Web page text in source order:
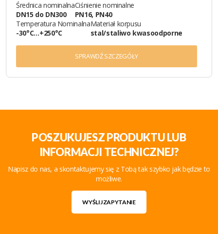
Średnica nominalna
DN15 do DN300
Ciśnienie nominalne
PN16, PN40
Temperatura Nominalna
-30°C…+250°C
Materiał korpusu
stal/staliwo kwasoodporne
SPRAWDŹ SZCZEGÓŁY
POSZUKUJESZ PRODUKTU LUB
INFORMACJI TECHNICZNEJ?
Napisz do nas, a skontaktujemy się z Tobą tak szybko jak będzie to
możliwe.
WYŚLIJ ZAPYTANIE